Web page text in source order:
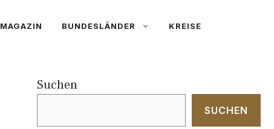
MAGAZIN BUNDESLÄNDER KREISE
Suchen
SUCHEN